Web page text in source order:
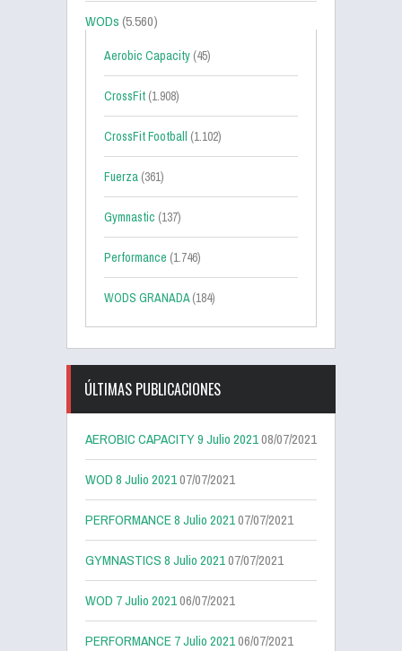
WODs(5.560)
Aerobic Capacity (45)
CrossFit (1.908)
CrossFit Football (1.102)
Fuerza (361)
Gymnastic (137)
Performance (1.746)
WODS GRANADA(184)
ÚLTIMAS PUBLICACIONES
AEROBIC CAPACITY 9 Julio 202108/07/2021
WOD 8 Julio 202107/07/2021
PERFORMANCE 8 Julio 202107/07/2021
GYMNASTICS 8 Julio 202107/07/2021
WOD 7 Julio 202106/07/2021
PERFORMANCE 7 Julio 202106/07/2021